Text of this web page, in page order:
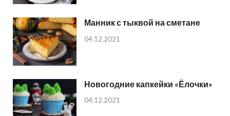
Манник с тыквой на сметане
04.12.2021
Новогодние капкейки «Ёлочки»
04.12.2021